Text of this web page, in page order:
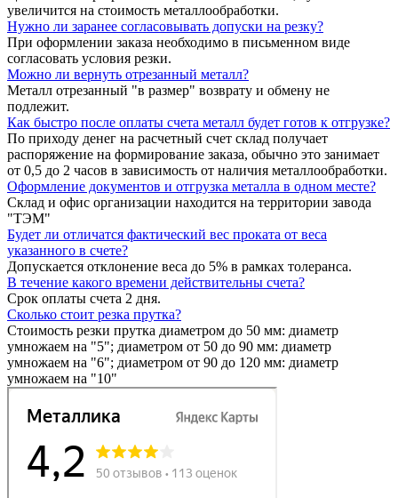
увеличится на стоимость металлообработки.
Нужно ли заранее согласовывать допуски на резку?
При оформлении заказа необходимо в письменном виде
согласовать условия резки.
Можно ли вернуть отрезанный металл?
Металл отрезанный "в размер" возврату и обмену не
подлежит.
Как быстро после оплаты счета металл будет готов к отгрузке?
По приходу денег на расчетный счет склад получает
распоряжение на формирование заказа, обычно это занимает
от 0,5 до 2 часов в зависимость от наличия металлообработки.
Оформление документов и отгрузка металла в одном месте?
Склад и офис организации находится на территории завода
"ТЭМ"
Будет ли отличатся фактический вес проката от веса
указанного в счете?
Допускается отклонение веса до 5% в рамках толеранса.
В течение какого времени действительны счета?
Срок оплаты счета 2 дня.
Сколько стоит резка прутка?
Стоимость резки прутка диаметром до 50 мм: диаметр
умножаем на "5"; диаметром от 50 до 90 мм: диаметр
умножаем на "6"; диаметром от 90 до 120 мм: диаметр
умножаем на "10"